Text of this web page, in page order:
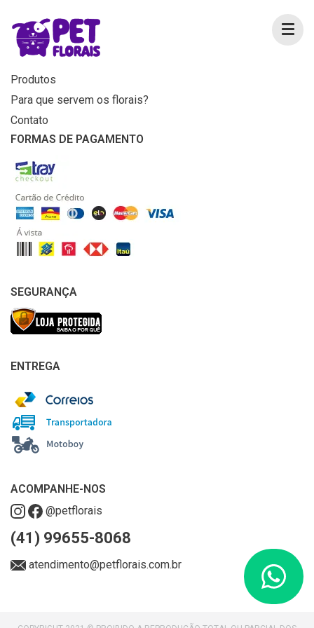
MENU
Home
Produtos
Para que servem os florais?
Contato
FORMAS DE PAGAMENTO
SEGURANÇA
ENTREGA
ACOMPANHE-NOS
@petflorais
(41) 99655-8068
atendimento@petflorais.com.br